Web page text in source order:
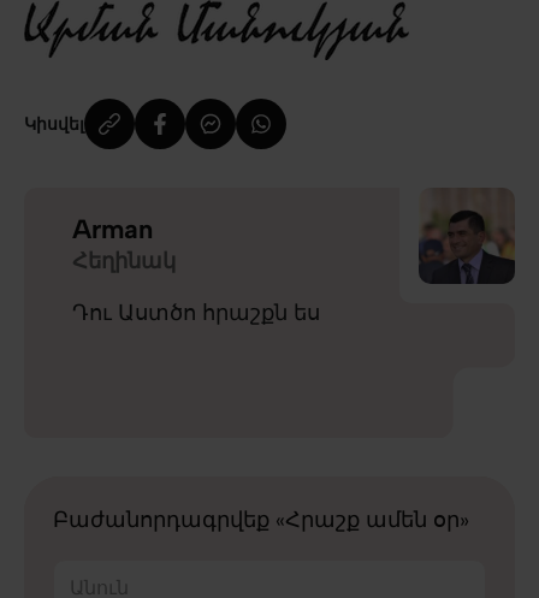
Կիսվել
Arman
Հեղինակ
Դու Աստծո հրաշքն ես
Բաժանորդագրվեք «Հրաշք ամեն օր»
Անուն